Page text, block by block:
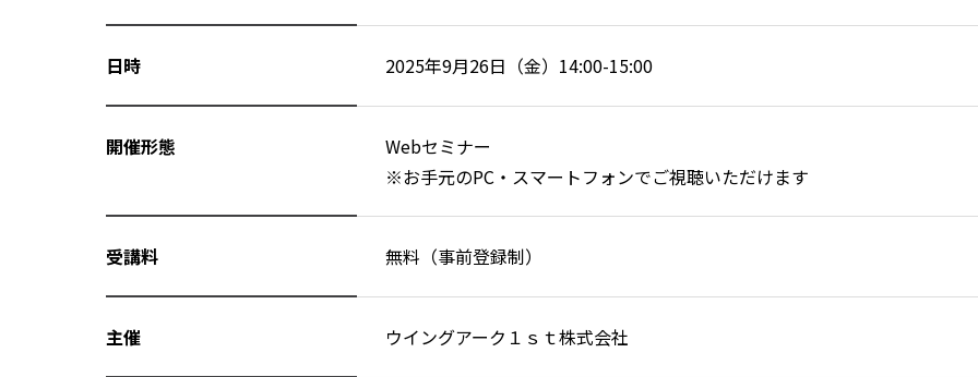
日時 2025年9月26日（金）14:00-15:00
開催形態
Webセミナー
※お手元のPC・スマートフォンでご視聴いただけます
受講料 無料（事前登録制）
主催 ウイングアーク１ｓｔ株式会社